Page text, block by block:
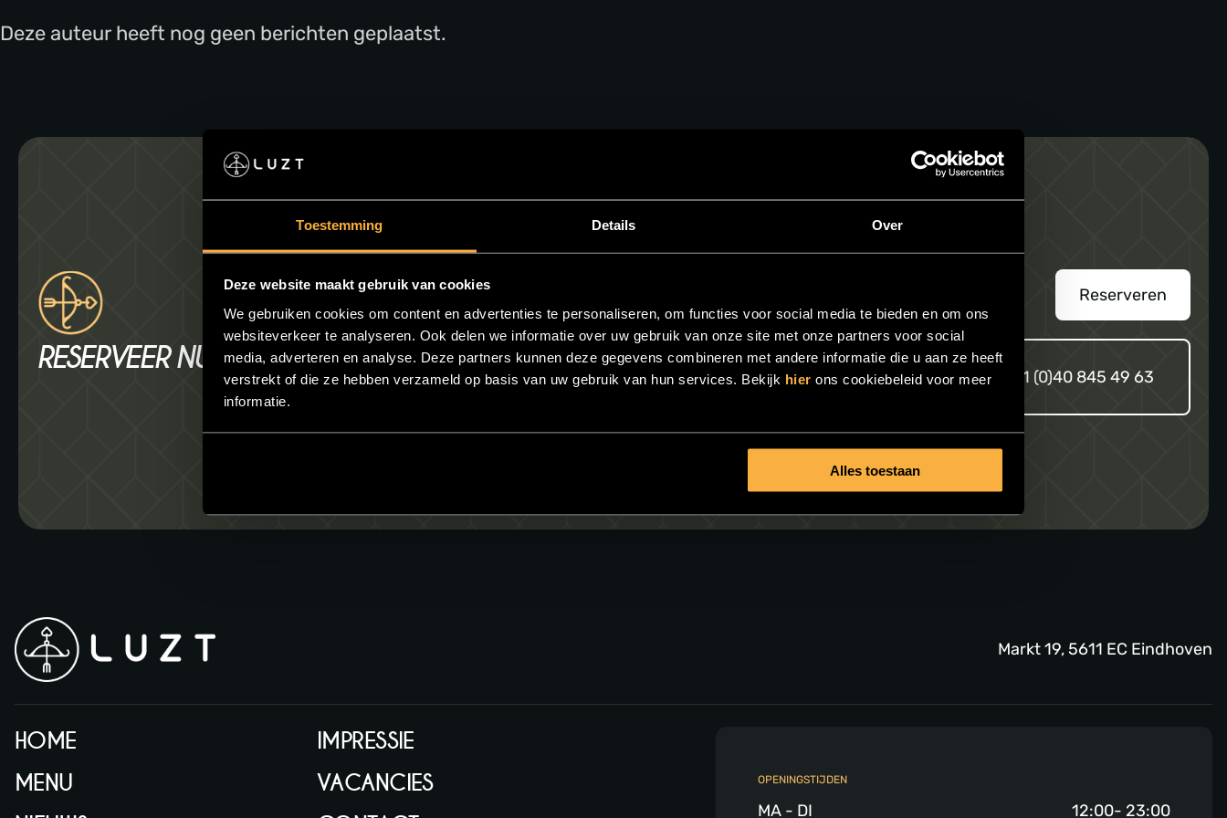
Toestemming Details Over
Deze website maakt gebruik van cookies
We gebruiken cookies om content en advertenties te personaliseren, om functies voor social media te bieden en om ons
websiteverkeer te analyseren. Ook delen we informatie over uw gebruik van onze site met onze partners voor social
media, adverteren en analyse. Deze partners kunnen deze gegevens combineren met andere informatie die u aan ze heeft
verstrekt of die ze hebben verzameld op basis van uw gebruik van hun services. Bekijk hier ons cookiebeleid voor meer
informatie.
Alles toestaan
Deze auteur heeft nog geen berichten geplaatst.
RESERVEER NU JOUW TAFEL!
Reserveren
+31 (0)40 845 49 63
Markt 19, 5611 EC Eindhoven
HOME
MENU
IMPRESSIE
VACANCIES
OPENINGSTIJDEN
MA - DI 12:00- 23:00